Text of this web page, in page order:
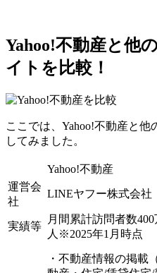
Yahoo!不動産と他
イトを比較！
ここでは、Yahoo!不動産と
してみました。
Yahoo!不動産
運営会
社
LINEヤフー株式会社
実績等
月間累計訪問者数400
人※2025年1月時点
・不動産情報の掲載